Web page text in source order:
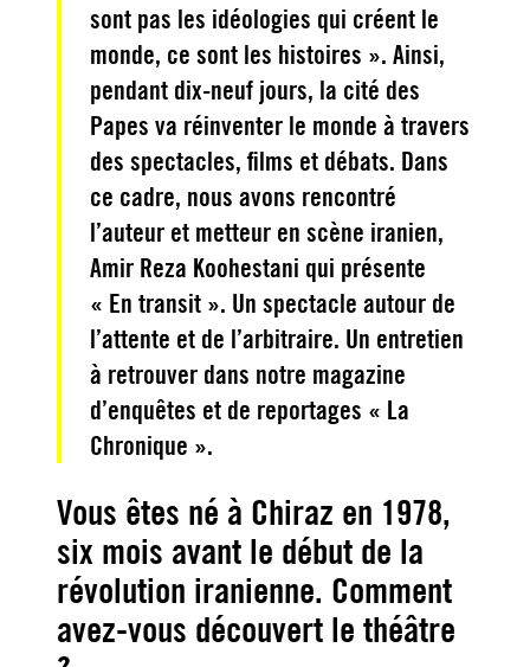
sont pas les idéologies qui créent le
monde, ce sont les histoires ». Ainsi,
pendant dix-neuf jours, la cité des
Papes va réinventer le monde à travers
des spectacles, films et débats. Dans
ce cadre, nous avons rencontré
l’auteur et metteur en scène iranien,
Amir Reza Koohestani qui présente
« En transit ». Un spectacle autour de
l’attente et de l’arbitraire. Un entretien
à retrouver dans notre magazine
d’enquêtes et de reportages « La
Chronique ».
Vous êtes né à Chiraz en 1978,
six mois avant le début de la
révolution iranienne. Comment
avez-vous découvert le théâtre